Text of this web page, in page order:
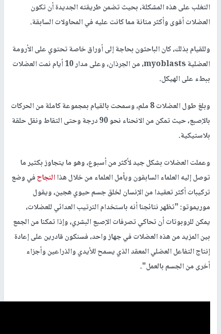
التغلب على هذه المشكلة، بحيث تضمن طريقته الجديدة أن تكون
العضلات أقوى وأكثر متانة مما كانت عليه في المحاولات السابقة.
وللقيام بذلك، كان الباحثون بحاجة إلى أوراق خاصة تحتوي على الأرومة
العضلية myoblasts، من الجرذان، وعلى مدار 10 أيام نمت العضلات
ببطء على الهيكل.
وبلغ طول العضلات 8 ملم، وسمحت بالقيام بمجموعة كاملة من الحركات
بالإصبع، حيث تمكن من الانحناء نحو 90 درجة وحتى التقاط ونقل حلقة
بلاستيكية.
وعملت العضلات بشكل جيد لأكثر من أسبوع، وهو ما يتجاوز بكثير ما
توصل إليه العلماء السابقون ويأمل العلماء من خلال هذاالنجاحفي وضع
تركيبات أكثر تعقيدا من الإنسان لخلق جسم حيوي هجين، ويقول
موريموتو: "تظهر نتائجنا أنه باستخدام الترتيب العدائي للعضلات،
يمكن للروبوتات أن تحاكي تصرفات الإصبع البشري، وإذا تمكنا من الجمع
بين المزيد من هذه العضلات في جهاز واحد، فسنكون قادرين على إعادة
إنتاج التفاعل العضلي المعقد الذي يسمح للأيدي والذراعين وأجزاء
أخرى من الجسم بالعمل".